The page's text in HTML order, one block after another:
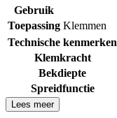
Gebruik
Toepassing Klemmen
Technische kenmerken
Klemkracht
Bekdiepte
Spreidfunctie
Lees meer